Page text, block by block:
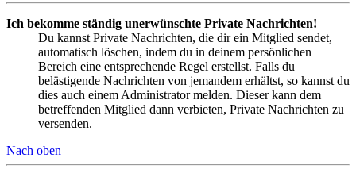
Ich bekomme ständig unerwünschte Private Nachrichten!
Du kannst Private Nachrichten, die dir ein Mitglied sendet,
automatisch löschen, indem du in deinem persönlichen
Bereich eine entsprechende Regel erstellst. Falls du
belästigende Nachrichten von jemandem erhältst, so kannst du
dies auch einem Administrator melden. Dieser kann dem
betreffenden Mitglied dann verbieten, Private Nachrichten zu
versenden.
Nach oben